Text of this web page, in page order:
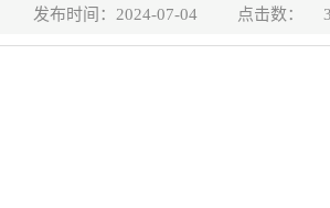
发布时间：2024-07-04 点击数：